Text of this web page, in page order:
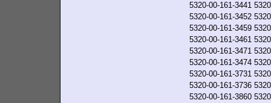
5320-00-161-3441
5320-00-161-3452
5320-00-161-3459
5320-00-161-3461
5320-00-161-3471
5320-00-161-3474
5320-00-161-3731
5320-00-161-3736
5320-00-161-3860